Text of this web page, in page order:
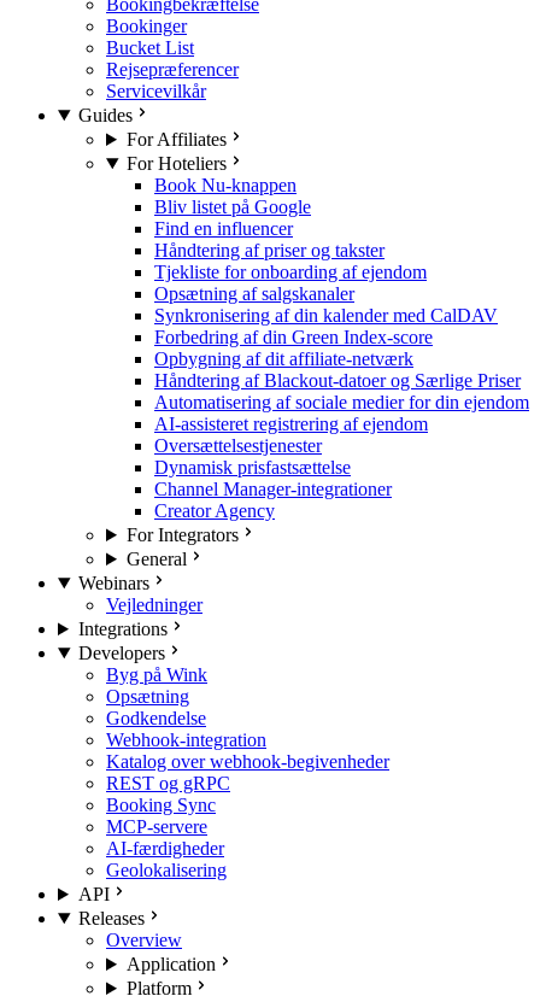
Bookingbekræftelse
Bookinger
Bucket List
Rejsepræferencer
Servicevilkår
Guides
For Affiliates
For Hoteliers
Book Nu-knappen
Bliv listet på Google
Find en influencer
Håndtering af priser og takster
Tjekliste for onboarding af ejendom
Opsætning af salgskanaler
Synkronisering af din kalender med CalDAV
Forbedring af din Green Index-score
Opbygning af dit affiliate-netværk
Håndtering af Blackout-datoer og Særlige Priser
Automatisering af sociale medier for din ejendom
AI-assisteret registrering af ejendom
Oversættelsestjenester
Dynamisk prisfastsættelse
Channel Manager-integrationer
Creator Agency
For Integrators
General
Webinars
Vejledninger
Integrations
Developers
Byg på Wink
Opsætning
Godkendelse
Webhook-integration
Katalog over webhook-begivenheder
REST og gRPC
Booking Sync
MCP-servere
AI-færdigheder
Geolokalisering
API
Releases
Overview
Application
Platform